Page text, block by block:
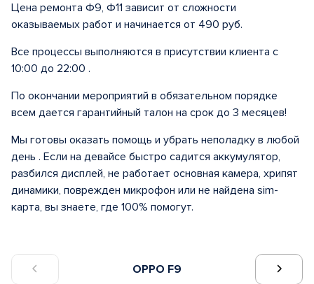
OPPO F9
Цена ремонта Ф9, Ф11 зависит от сложности
оказываемых работ и начинается от 490 руб.
Все процессы выполняются в присутствии клиента с
10:00 до 22:00 .
По окончании мероприятий в обязательном порядке
всем дается гарантийный талон на срок до 3 месяцев!
Мы готовы оказать помощь и убрать неполадку в любой
день . Если на девайсе быстро садится аккумулятор,
разбился дисплей, не работает основная камера, хрипят
динамики, поврежден микрофон или не найдена sim-
карта, вы знаете, где 100% помогут.